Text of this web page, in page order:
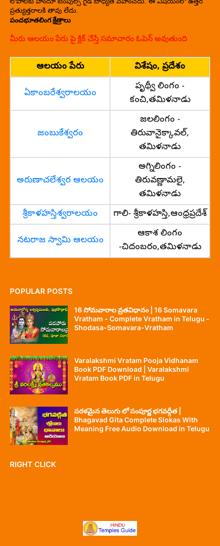
ప్రత్యుత్తరాలకి తావు లేదు.
పంచభూతలింగ క్షేత్రాలు
మీరు ఆలయం పేరు పై క్లిక్ చేస్తే సమాచారం ఓపెన్ అవుతుంది
ఆలయం పేరు విశేషం, ప్రదేశం
ఏకాంబరేశ్వరాలయం
పృథ్వీ లింగం -
కంచి,తమిళనాడు
జంబుకేశ్వరం
జలలింగం -
తిరువానైక్కావల్,
తమిళనాడు
అరుణాచలేశ్వర ఆలయం
అగ్నిలింగం -
తిరువణ్ణామలై,
తమిళనాడు
శ్రీకాళహస్తిశ్వరాలయం
గాలి- శ్రీకాళహస్తి,ఆంధ్రప్రదేశ్
నటరాజ స్వామి ఆలయం
ఆకాశ లింగం
-చిదంబరం,తమిళనాడు
POPULAR POSTS
16 సోమవారాల వ్రతవిధానం | 16 Somavara
Vratham - Complete Vratham in Telugu -
Shodasa-Somavara-Vratham
Varalakshmi Vratam Pooja Vidhanam
Book PDF Download | Varalakshmi
Vratam Book PDF in Telugu
సరళమైన తెలుగు లో సంపూర్ణ భగవద్గీత |
Bhagavad Gita Complete Slokas With
Meaning Free Audio Download in Telugu
RIGHT CLICK